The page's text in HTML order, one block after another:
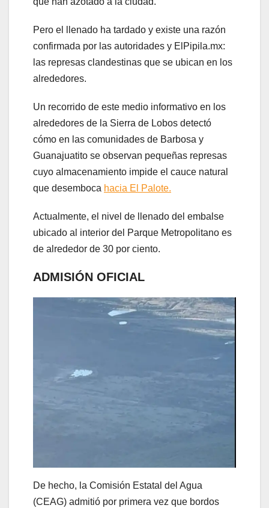
Pero el llenado ha tardado y existe una razón
confirmada por las autoridades y ElPipila.mx:
las represas clandestinas que se ubican en los
alrededores.
Un recorrido de este medio informativo en los
alrededores de la Sierra de Lobos detectó
cómo en las comunidades de Barbosa y
Guanajuatito se observan pequeñas represas
cuyo almacenamiento impide el cauce natural
que desemboca hacia El Palote.
Actualmente, el nivel de llenado del embalse
ubicado al interior del Parque Metropolitano es
de alrededor de 30 por ciento.
ADMISIÓN OFICIAL
De hecho, la Comisión Estatal del Agua
(CEAG) admitió por primera vez que bordos